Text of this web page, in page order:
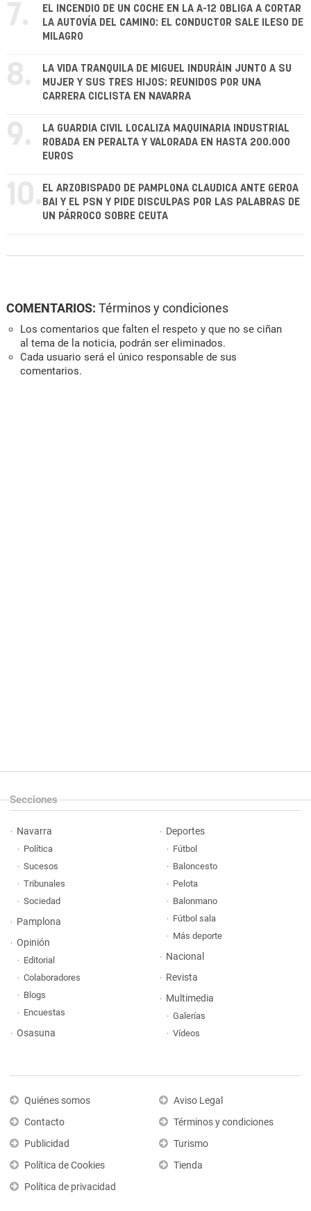
7.
EL INCENDIO DE UN COCHE EN LA A-12 OBLIGA A CORTAR
LA AUTOVÍA DEL CAMINO: EL CONDUCTOR SALE ILESO DE
MILAGRO
8.
LA VIDA TRANQUILA DE MIGUEL INDURÁIN JUNTO A SU
MUJER Y SUS TRES HIJOS: REUNIDOS POR UNA
CARRERA CICLISTA EN NAVARRA
9.
LA GUARDIA CIVIL LOCALIZA MAQUINARIA INDUSTRIAL
ROBADA EN PERALTA Y VALORADA EN HASTA 200.000
EUROS
10. EL ARZOBISPADO DE PAMPLONA CLAUDICA ANTE GEROA
BAI Y EL PSN Y PIDE DISCULPAS POR LAS PALABRAS DE
UN PÁRROCO SOBRE CEUTA
COMENTARIOS: Términos y condiciones
Los comentarios que falten el respeto y que no se ciñan
al tema de la noticia, podrán ser eliminados.
Cada usuario será el único responsable de sus
comentarios.
Secciones
Navarra
Política
Sucesos
Tribunales
Sociedad
Pamplona
Opinión
Editorial
Colaboradores
Blogs
Encuestas
Osasuna
Deportes
Fútbol
Baloncesto
Pelota
Balonmano
Fútbol sala
Más deporte
Nacional
Revista
Multimedia
Galerías
Vídeos
Quiénes somos
Contacto
Publicidad
Política de Cookies
Política de privacidad
Aviso Legal
Términos y condiciones
Turismo
Tienda